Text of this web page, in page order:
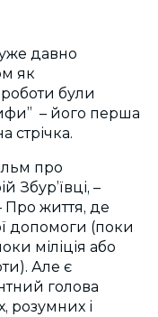
давно
як
були
– його перша
стрічка.
про
Збур’ївці, –
Про життя, де
допомоги (поки
міліція або
Але є
голова
розумних і